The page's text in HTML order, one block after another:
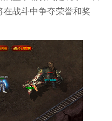
战斗中争夺荣誉和奖